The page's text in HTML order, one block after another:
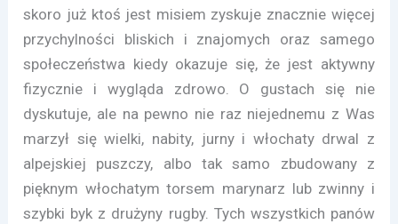
skoro już ktoś jest misiem zyskuje znacznie więcej
przychylności bliskich i znajomych oraz samego
społeczeństwa kiedy okazuje się, że jest aktywny
fizycznie i wygląda zdrowo. O gustach się nie
dyskutuje, ale na pewno nie raz niejednemu z Was
marzył się wielki, nabity, jurny i włochaty drwal z
alpejskiej puszczy, albo tak samo zbudowany z
pięknym włochatym torsem marynarz lub zwinny i
szybki byk z drużyny rugby. Tych wszystkich panów